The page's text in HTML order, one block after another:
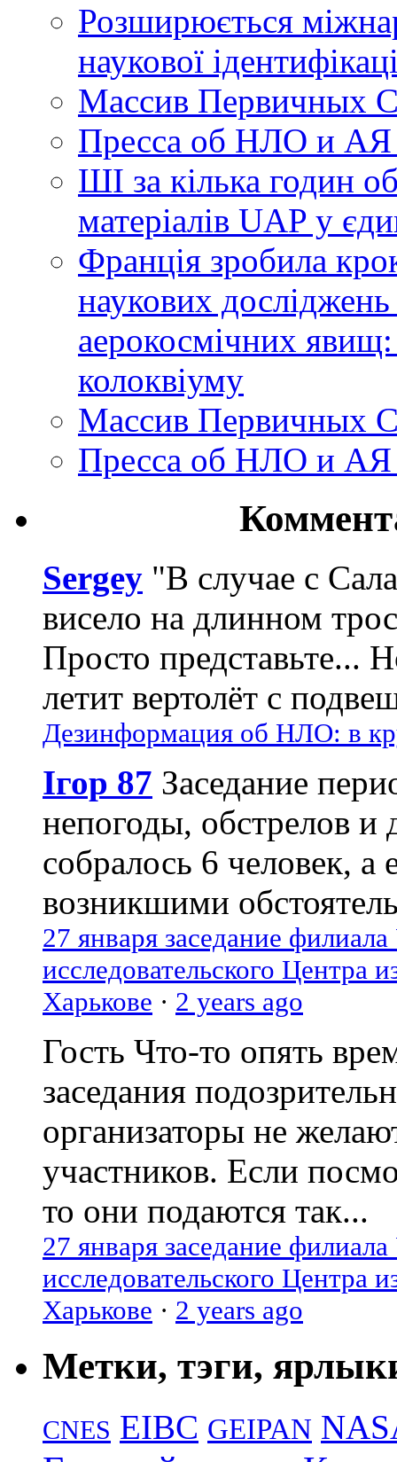
Розширюється
наукової
Массив Первичных
Пресса об НЛО и
ШІ за кілька годин
матеріалів UAP у
Франція зробила
наукових
аерокосмічних
колоквіуму
Массив Первичных
Пресса об НЛО и
Sergey "В случае с
висело на длинном
Просто представьте...
летит вертолёт с
Дезинформация об НЛО: в
Ігор 87 Заседание
непогоды, обстрелов и
собралось 6 человек, а
возникшими
27 января заседание
исследовательского Центра
Харькове · 2 years ago
Гость Что-то опять
заседания
организаторы не
участников. Если
то они подаются так...
27 января заседание
исследовательского Центра
Харькове · 2 years ago
Метки, тэги,
CNES EIBC GEIPAN